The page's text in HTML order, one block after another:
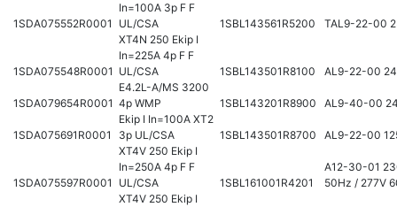
1SDA075552R0001
In=100A 3p F F
UL/CSA
1SBL143561R5200 TAL9-22-00
1SDA075548R0001
XT4N 250 Ekip I
In=225A 4p F F
UL/CSA
1SBL143501R8100 AL9-22-00
1SDA079654R0001
E4.2L-A/MS 3200
4p WMP
1SBL143201R8900 AL9-40-00
1SDA075691R0001
Ekip I In=100A XT2
3p UL/CSA
1SBL143501R8700 AL9-22-00
1SDA075597R0001
XT4V 250 Ekip I
In=250A 4p F F
UL/CSA
1SBL161001R4201
A12-30-01
50Hz / 277V
XT4V 250 Ekip I